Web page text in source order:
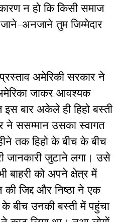
न हो कि किसी समाज
जाने-अनजाने तुम जिम्मेदार
अमेरिकी सरकार ने
जाकर आवश्यक
इस बार अकेले ही हिहो बस्ती
ने ससम्मान उसका स्वागत
तक हिहो के बीच के बीच
जानकारी जुटाने लगा। उसे
बाहरी को अपने क्षेत्र में
की जिद्द और निष्ठा ने एक
बीच उनकी बस्ती में पहुंचा